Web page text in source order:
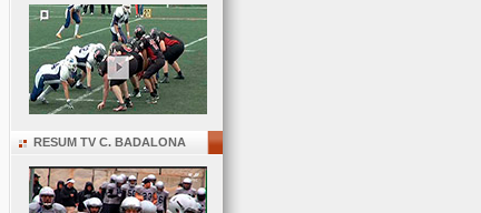
RESUM TV C. BADALONA